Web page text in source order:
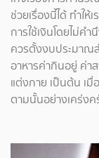
ช่วยเรื่องนี้ได้ ทำให้เ
การใช้เงินโดยไม่ค
ควรตั้งงบประมาณส
อาหารค่ากินอยู่ ค่า
แต่งกาย เป็นต้น เ
ตามนั้นอย่างเคร่ง